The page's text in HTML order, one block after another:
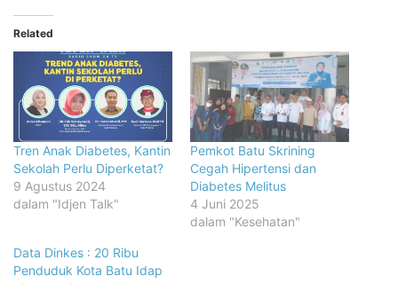
Related
Tren Anak Diabetes, Kantin
Sekolah Perlu Diperketat?
9 Agustus 2024
dalam "Idjen Talk"
Pemkot Batu Skrining
Cegah Hipertensi dan
Diabetes Melitus
4 Juni 2025
dalam "Kesehatan"
Data Dinkes : 20 Ribu
Penduduk Kota Batu Idap